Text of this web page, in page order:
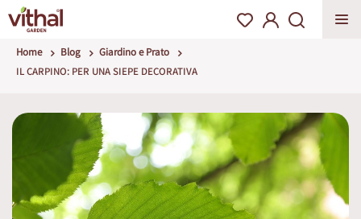
Home Blog
Giardino e Prato
IL CARPINO: PER UNA SIEPE DECORATIVA